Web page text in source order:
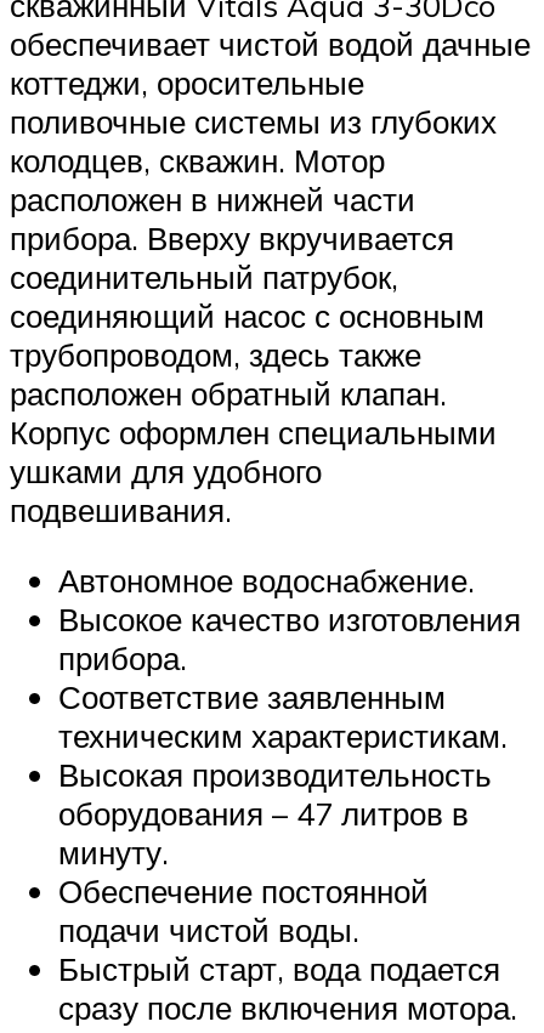
обеспечивает чистой водой дачные
коттеджи, оросительные
поливочные системы из глубоких
колодцев, скважин. Мотор
расположен в нижней части
прибора. Вверху вкручивается
соединительный патрубок,
соединяющий насос с основным
трубопроводом, здесь также
расположен обратный клапан.
Корпус оформлен специальными
ушками для удобного
подвешивания.
Автономное водоснабжение.
Высокое качество изготовления
прибора.
Соответствие заявленным
техническим характеристикам.
Высокая производительность
оборудования – 47 литров в
минуту.
Обеспечение постоянной
подачи чистой воды.
Быстрый старт, вода подается
сразу после включения мотора.